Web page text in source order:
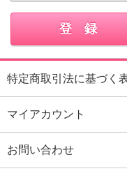
特定商取引法に基づく
マイアカウント
お問い合わせ